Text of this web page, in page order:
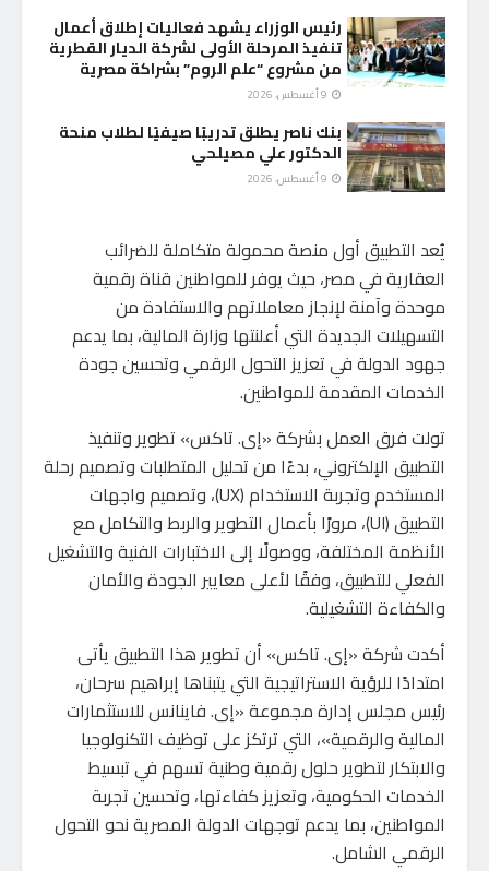
رئيس الوزراء يشهد فعاليات إطلاق أعمال
تنفيذ المرحلة الأولى لشركة الديار القطرية
من مشروع “علم الروم” بشراكة مصرية
بنك ناصر يطلق تدريبًا صيفيًا لطلاب منحة
الدكتور علي مصيلحي
يُعد التطبيق أول منصة محمولة متكاملة للضرائب
العقارية في مصر، حيث يوفر للمواطنين قناة رقمية
موحدة وآمنة لإنجاز معاملاتهم والاستفادة من
التسهيلات الجديدة التي أعلنتها وزارة المالية، بما يدعم
جهود الدولة في تعزيز التحول الرقمي وتحسين جودة
الخدمات المقدمة للمواطنين.
تولت فرق العمل بشركة «إى. تاكس» تطوير وتنفيذ
التطبيق الإلكتروني، بدءًا من تحليل المتطلبات وتصميم رحلة
المستخدم وتجربة الاستخدام (UX)، وتصميم واجهات
التطبيق (UI)، مرورًا بأعمال التطوير والربط والتكامل مع
الأنظمة المختلفة، ووصولًا إلى الاختبارات الفنية والتشغيل
الفعلي للتطبيق، وفقًا لأعلى معايير الجودة والأمان
والكفاءة التشغيلية.
أكدت شركة «إى. تاكس» أن تطوير هذا التطبيق يأتى
امتدادًا للرؤية الاستراتيجية التي يتبناها إبراهيم سرحان،
رئيس مجلس إدارة مجموعة «إى. فاينانس للاستثمارات
المالية والرقمية»، التي ترتكز على توظيف التكنولوجيا
والابتكار لتطوير حلول رقمية وطنية تسهم في تبسيط
الخدمات الحكومية، وتعزيز كفاءتها، وتحسين تجربة
المواطنين، بما يدعم توجهات الدولة المصرية نحو التحول
الرقمي الشامل.